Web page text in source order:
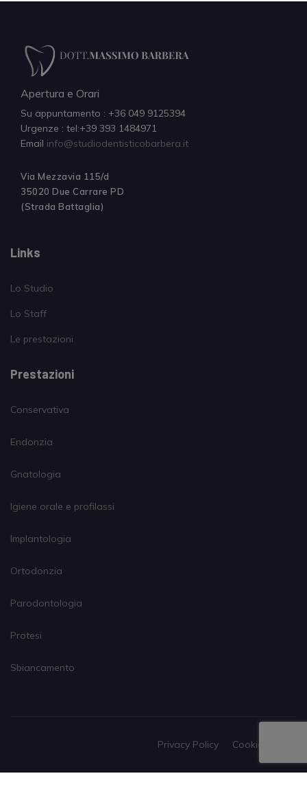
Apertura e Orari
Su appuntamento : +36 049 9125394
Urgenze : tel:+39 393 1484971
Email info@studiodentisticobarbera.it
Via Mezzavia 115/d
35020 Due Carrare PD
(Strada Battaglia)
Links
Lo Studio
Lo Staff
Le prestazioni
Prestazioni
Conservativa
Endonzia
Gnatologia
Igiene orale e profilassi
Implantologia
Ortodonzia
Parodontologia
Protesi
Sbiancamento
Privacy Policy Cookies Policy